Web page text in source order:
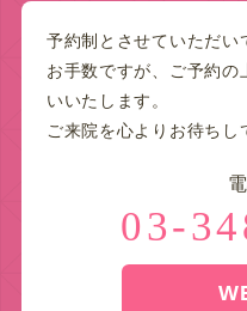
予約制とさせていただい
お手数ですが、ご予約
いいたします。
ご来院を心よりお待ちし
03-